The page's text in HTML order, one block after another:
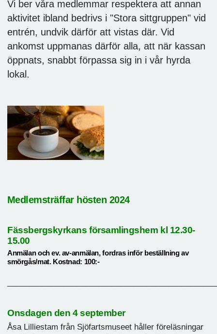
Vi ber våra medlemmar respektera att annan
aktivitet ibland bedrivs i "Stora sittgruppen" vid
entrén, undvik därför att vistas där. Vid
ankomst uppmanas därför alla, att när kassan
öppnats, snabbt förpassa sig in i vår hyrda
lokal.
Medlemsträffar hösten 2024
Fässbergskyrkans församlingshem kl 12.30-
15.00
Anmälan och ev. av-anmälan, fordras inför beställning av
smörgås/mat. Kostnad: 100:-
Onsdagen den 4 september
Åsa Lilliestam från Sjöfartsmuseet håller föreläsningar